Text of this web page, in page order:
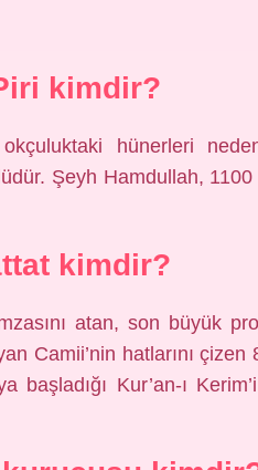
kimdir?
hünerleri
Şeyh Hamdullah,
kimdir?
atan, son büyük
Camii’nin hatlarını çizen
Kur’an-ı